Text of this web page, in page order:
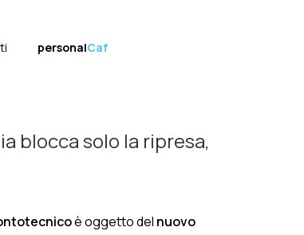
personalCaf
blocca solo la ripresa,
è oggetto del nuovo